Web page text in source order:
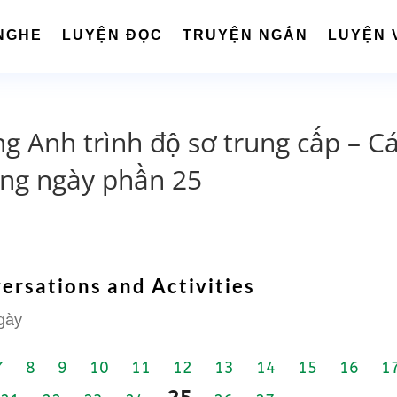
LUYỆN ĐỌC TRUYỆN NGẮN LUYỆN
Anh trình độ sơ trung cấp –
ngày phần 25
and Activities
8 9 10 11 12 13 14 15 16